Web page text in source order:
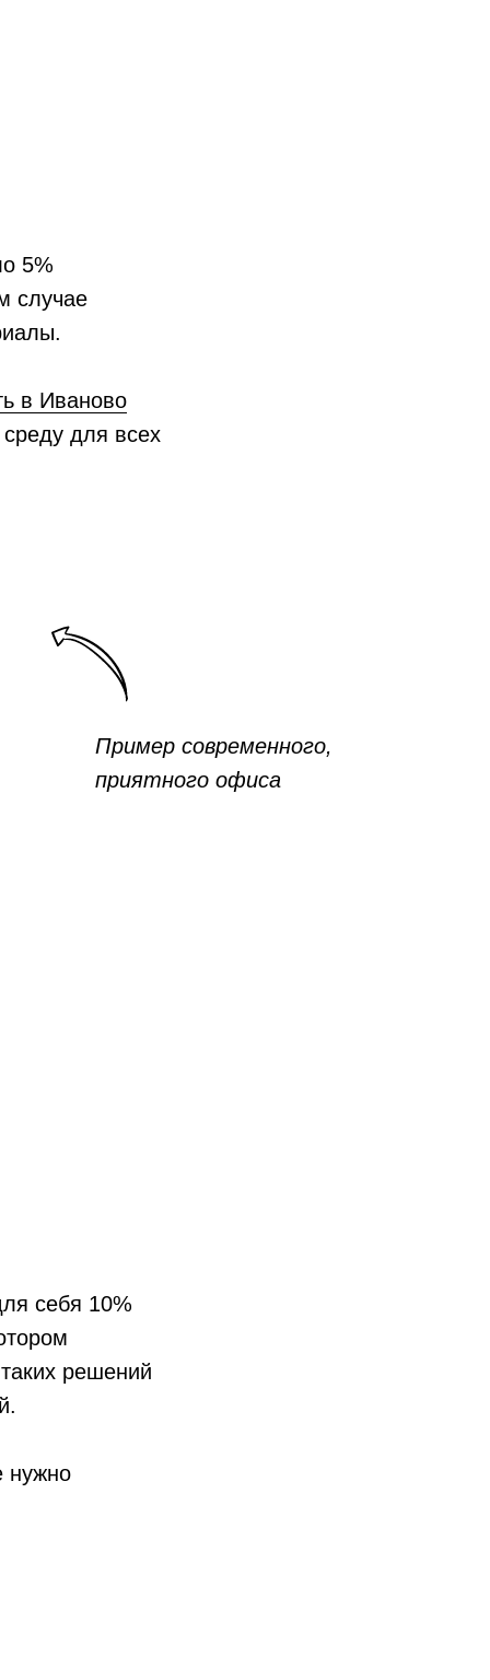
5%
случае
в Иваново
для всех
Пример современного,
приятного офиса
себя 10%
решений
нужно